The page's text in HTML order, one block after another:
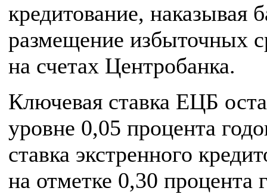
кредитование, наказывая
размещение избыточных
на счетах Центробанка.
Ключевая ставка ЕЦБ
уровне 0,05 процента
ставка экстренного
на отметке 0,30 процента